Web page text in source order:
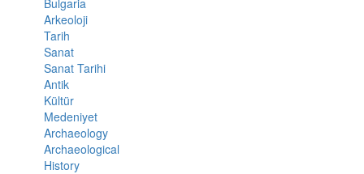
Bulgaria
Arkeoloji
Tarih
Sanat
Sanat Tarihi
Antik
Kültür
Medeniyet
Archaeology
Archaeological
History